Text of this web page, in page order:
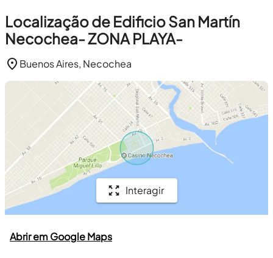
Localização de Edificio San Martín
Necochea- ZONA PLAYA-
Buenos Aires, Necochea
Interagir
Abrir em Google Maps